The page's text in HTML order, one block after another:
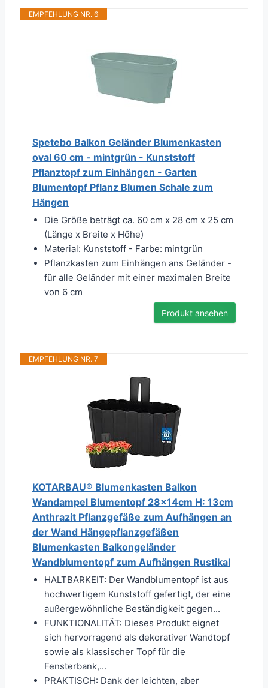
EMPFEHLUNG NR. 6
Spetebo Balkon Geländer Blumenkasten
oval 60 cm - mintgrün - Kunststoff
Pflanztopf zum Einhängen - Garten
Blumentopf Pflanz Blumen Schale zum
Hängen
Die Größe beträgt ca. 60 cm x 28 cm x 25 cm
(Länge x Breite x Höhe)
Material: Kunststoff - Farbe: mintgrün
Pflanzkasten zum Einhängen ans Geländer -
für alle Geländer mit einer maximalen Breite
von 6 cm
Produkt ansehen
EMPFEHLUNG NR. 7
KOTARBAU® Blumenkasten Balkon
Wandampel Blumentopf 28x14cm H: 13cm
Anthrazit Pflanzgefäße zum Aufhängen an
der Wand Hängepflanzgefäßen
Blumenkasten Balkongeländer
Wandblumentopf zum Aufhängen Rustikal
HALTBARKEIT: Der Wandblumentopf ist aus
hochwertigem Kunststoff gefertigt, der eine
außergewöhnliche Beständigkeit gegen...
FUNKTIONALITÄT: Dieses Produkt eignet
sich hervorragend als dekorativer Wandtopf
sowie als klassischer Topf für die
Fensterbank,...
PRAKTISCH: Dank der leichten, aber